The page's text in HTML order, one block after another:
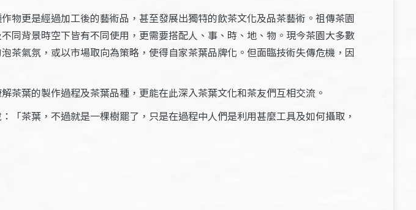
物更是經過加工後的藝術品，甚至發展出獨特的飲茶文化及品茶藝術。祖傳茶園
同背景時空下皆有不同使用，更需要搭配人、事、時、地、物。現今茶園大多數
茶氣氛，或以市場取向為策略，使得自家茶葉品牌化。但面臨技術失傳危機，因
葉的製作過程及茶葉品種，更能在此深入茶葉文化和茶友們互相交流。
茶葉，不過就是一棵樹罷了，只是在過程中人們是利用甚麼工具及如何攝取，